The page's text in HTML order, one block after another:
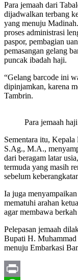
Para jemaah dari
dijadwalkan terbang
yang menuju
proses administrasi
paspor, pembagian
pemasangan gelang
puncak ibadah haji.
“Gelang barcode ini
dipinjamkan, karena
Tambrin.
Para jemaah
Sementara itu,
S.Ag., M.A.,
dari beragam latar
termuda yang masih
sebelum
Ia juga
mematuhi arahan
agar membawa
Pelepasan jemaah
Bupati H.
menuju Embarkasi